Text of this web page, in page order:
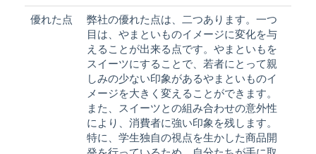
優れた点
弊社の優れた点は、二つあります。一つ
目は、やまといものイメージに変化を与
えることが出来る点です。やまといもを
スイーツにすることで、若者にとって親
しみの少ない印象があるやまといものイ
メージを大きく変えることができます。
また、スイーツとの組み合わせの意外性
により、消費者に強い印象を残します。
特に、学生独自の視点を生かした商品開